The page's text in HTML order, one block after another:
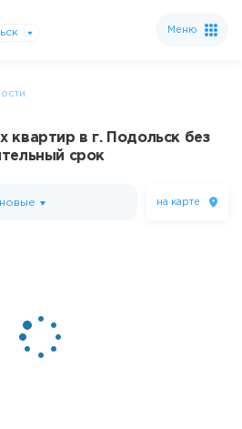
Меню
квартир в г. Подольск без
срок
на карте